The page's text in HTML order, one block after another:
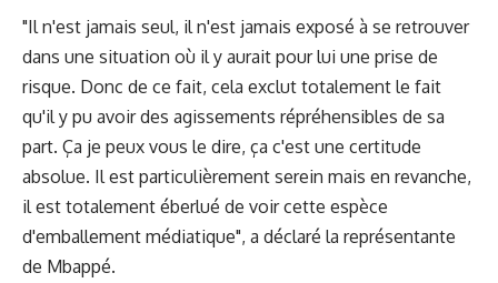
"Il n'est jamais seul, il n'est jamais exposé à se retrouver
dans une situation où il y aurait pour lui une prise de
risque. Donc de ce fait, cela exclut totalement le fait
qu'il y pu avoir des agissements répréhensibles de sa
part. Ça je peux vous le dire, ça c'est une certitude
absolue. Il est particulièrement serein mais en revanche,
il est totalement éberlué de voir cette espèce
d'emballement médiatique", a déclaré la représentante
de Mbappé.